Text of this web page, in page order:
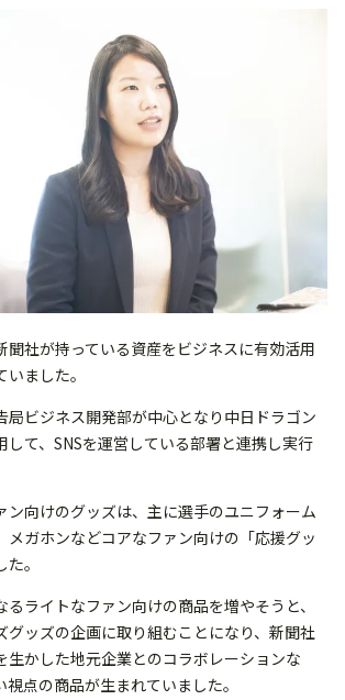
聞社が持っている資産をビジネスに有効活用
ました。
局ビジネス開発部が中心となり中日ドラゴン
して、SNSを運営している部署と連携し実行
ン向けのグッズは、主に選手のユニフォーム
メガホンなどコアなファン向けの「応援グッ
。
ライトなファン向けの商品を増やそうと、
グッズの企画に取り組むことになり、新聞社
生かした地元企業とのコラボレーションな
点の商品が生まれていました。